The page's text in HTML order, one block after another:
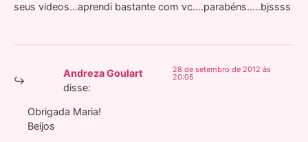
seus videos…aprendi bastante com vc….parabéns…..bjssss
Andreza Goulart
disse:
28 de setembro de 2012 às
20:05
Obrigada Maria!
Beijos